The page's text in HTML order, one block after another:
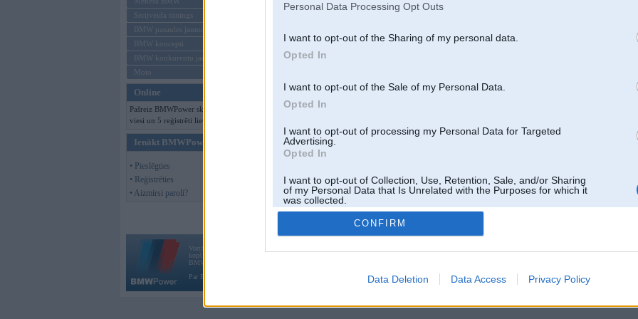
Personal Data Processing Opt Outs
I want to opt-out of the Sharing of my personal data.
Opted In
I want to opt-out of the Sale of my Personal Data.
Opted In
I want to opt-out of processing my Personal Data for Targeted
Advertising.
Opted In
I want to opt-out of Collection, Use, Retention, Sale, and/or Sharing
of my Personal Data that Is Unrelated with the Purposes for which it
was collected.
Opted Out
CONFIRM
Data Deletion Data Access Privacy Policy
Sērijveida tūnings
BMW pasaules jaunumi
BMW koncepti
BMW konkurentu jaunumi
Moto
Online
Pašreiz BMWPower skatās 101
viesi un 5 reģistrēti lietotāji.
Ienākt BMWPower
• Pieslēgties
• Reģistrēties
• Aizmirsi paroli?
Vortāls BMWPower.lv darbojas
kopš 2002. gada 14. maija. Tas nav auto klubs un nav saistīts ar
BMW AG.
Par BMWPower